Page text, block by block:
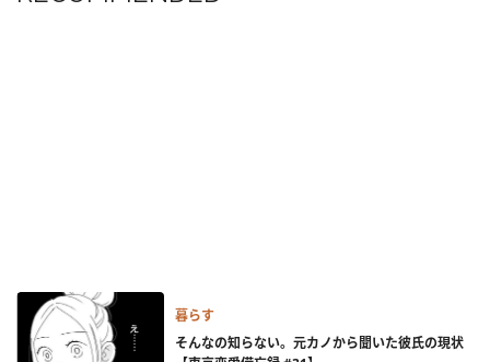
暮らす
そんなの知らない。元カノから聞いた彼氏の現状